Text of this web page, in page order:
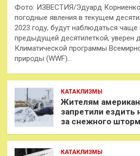
Фото: ИЗВЕСТИЯ/Эдуард
погодные явления в текущем
2023 году, будут наблюдаться
предыдущей десятилеткой, уверен
Климатической программы
природы (WWF)…
КАТАКЛИЗМЫ
Жителям
запретили ездить
за снежного
КАТАКЛИЗМЫ